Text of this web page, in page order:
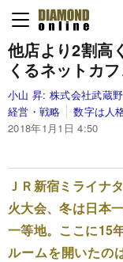
他店より2割高
くるネットカ
小山 昇: 株式会社武蔵
経営・戦略
数字は人
2018年1月1日 4:50
ＪＲ新宿ミライナ
火大会、冬は日本
一等地。ここに15
ルームを開いた